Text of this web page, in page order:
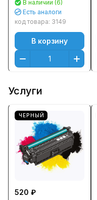
В наличии (6)
Есть аналоги
код товара: 3149
В корзину
Услуги
ЧЕРНЫЙ
520 ₽